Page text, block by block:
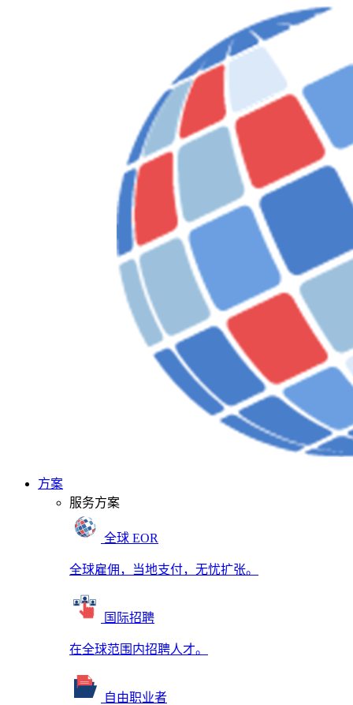
方案
服务方案
全球 EOR
全球雇佣，当地支付，无忧扩张。
国际招聘
在全球范围内招聘人才。
自由职业者